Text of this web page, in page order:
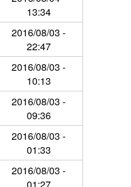
13:34
2016/08/03 -
22:47
2016/08/03 -
10:13
2016/08/03 -
09:36
2016/08/03 -
01:33
2016/08/03 -
01:27